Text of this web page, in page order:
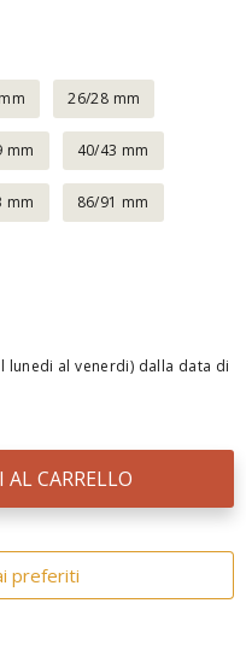
26/28 mm
mm 40/43 mm
mm 86/91 mm
al venerdi) dalla data di
CARRELLO
preferiti